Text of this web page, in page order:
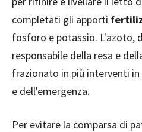
completati gli apporti
fosforo e potassio. L'azoto,
responsabile della resa e
frazionato in più interventi
e dell'emergenza.
Per evitare la comparsa di